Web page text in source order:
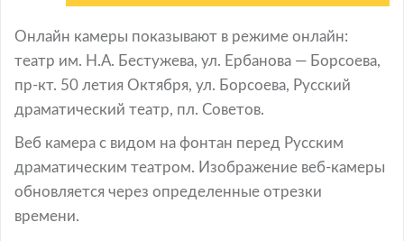
Онлайн камеры показывают в режиме онлайн:
театр им. Н.А. Бестужева, ул. Ербанова — Борсоева,
пр-кт. 50 летия Октября, ул. Борсоева, Русский
драматический театр, пл. Советов.
Веб камера с видом на фонтан перед Русским
драматическим театром. Изображение веб-камеры
обновляется через определенные отрезки
времени.